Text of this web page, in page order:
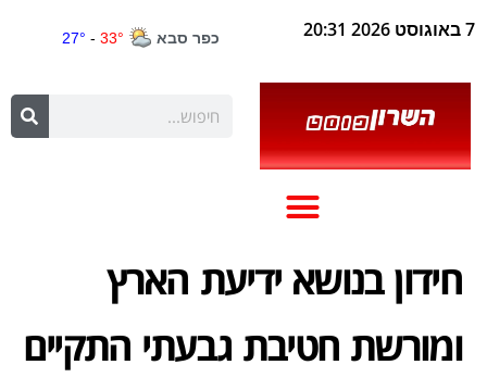
7 באוגוסט 2026 20:31
חידון בנושא ידיעת הארץ
ומורשת חטיבת גבעתי התקיים